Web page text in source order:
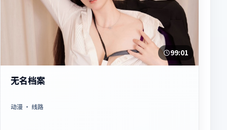
99:01
无名档案
动漫 · 线路